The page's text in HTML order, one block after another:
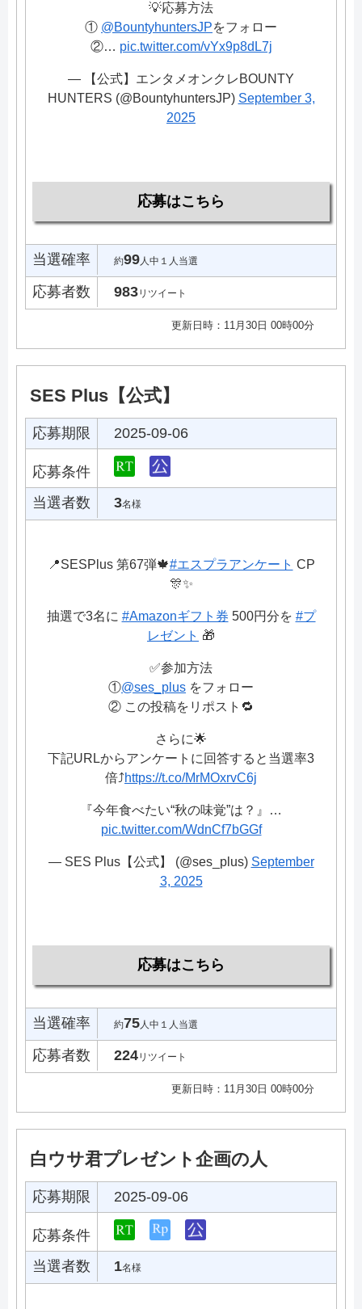
💡応募方法
① @BountyhuntersJPをフォロー
②… pic.twitter.com/vYx9p8dL7j
— 【公式】エンタメオンクレBOUNTY
HUNTERS (@BountyhuntersJP) September 3,
2025
応募はこちら
当選確率 約99人中１人当選
応募者数 983リツイート
更新日時：11月30日 00時00分
SES Plus【公式】
応募期限 2025-09-06
応募条件
当選者数
3名様
📍SESPlus 第67弾🍁#エスプラアンケート CP
🎊✨
抽選で3名に #Amazonギフト券 500円分を #プ
レゼント 🎁
✅参加方法
①@ses_plus をフォロー
② この投稿をリポスト🔁
さらに🌟
下記URLからアンケートに回答すると当選率3
倍⤴️https://t.co/MrMOxrvC6j
『今年食べたい“秋の味覚”は？』…
pic.twitter.com/WdnCf7bGGf
— SES Plus【公式】 (@ses_plus) September
3, 2025
応募はこちら
当選確率 約75人中１人当選
応募者数 224リツイート
更新日時：11月30日 00時00分
白ウサ君プレゼント企画の人
応募期限 2025-09-06
応募条件
当選者数
1名様